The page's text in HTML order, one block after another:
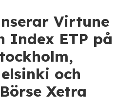
Virtune
Index ETP på
och
Xetra